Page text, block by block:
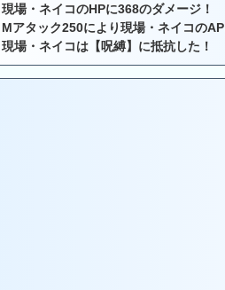
現場・ネイコのHPに368のダメージ！
Mアタック250により現場・ネイコの
現場・ネイコは【呪縛】に抵抗した！